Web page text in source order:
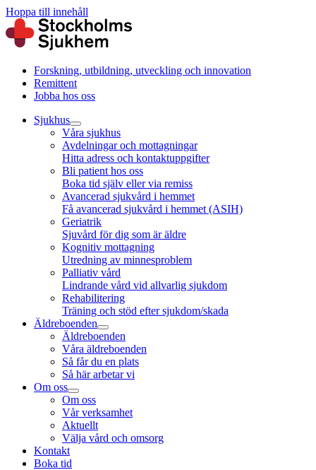
Hoppa till innehåll
Forskning, utbildning, utveckling och innovation
Remittent
Jobba hos oss
Sjukhus
Våra sjukhus
Avdelningar och mottagningar
Hitta adress och kontaktuppgifter
Bli patient hos oss
Boka tid själv eller via remiss
Avancerad sjukvård i hemmet
Få avancerad sjukvård i hemmet (ASIH)
Geriatrik
Sjuvård för dig som är äldre
Kognitiv mottagning
Utredning av minnesproblem
Palliativ vård
Lindrande vård vid allvarlig sjukdom
Rehabilitering
Träning och stöd efter sjukdom/skada
Äldreboenden
Äldreboenden
Våra äldreboenden
Så får du en plats
Så här arbetar vi
Om oss
Om oss
Vår verksamhet
Aktuellt
Välja vård och omsorg
Kontakt
Boka tid